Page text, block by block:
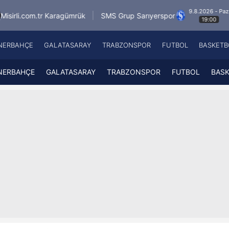
SMS Grup Sarıyerspor
9.8.2026 - Paz
19:00
Muğlaspor
Fenerbahçe
Galatasaray
A
GALATASARAY TRABZONSPOR FUTBOL
GALATASARAY TRABZONSPOR FUTBOL